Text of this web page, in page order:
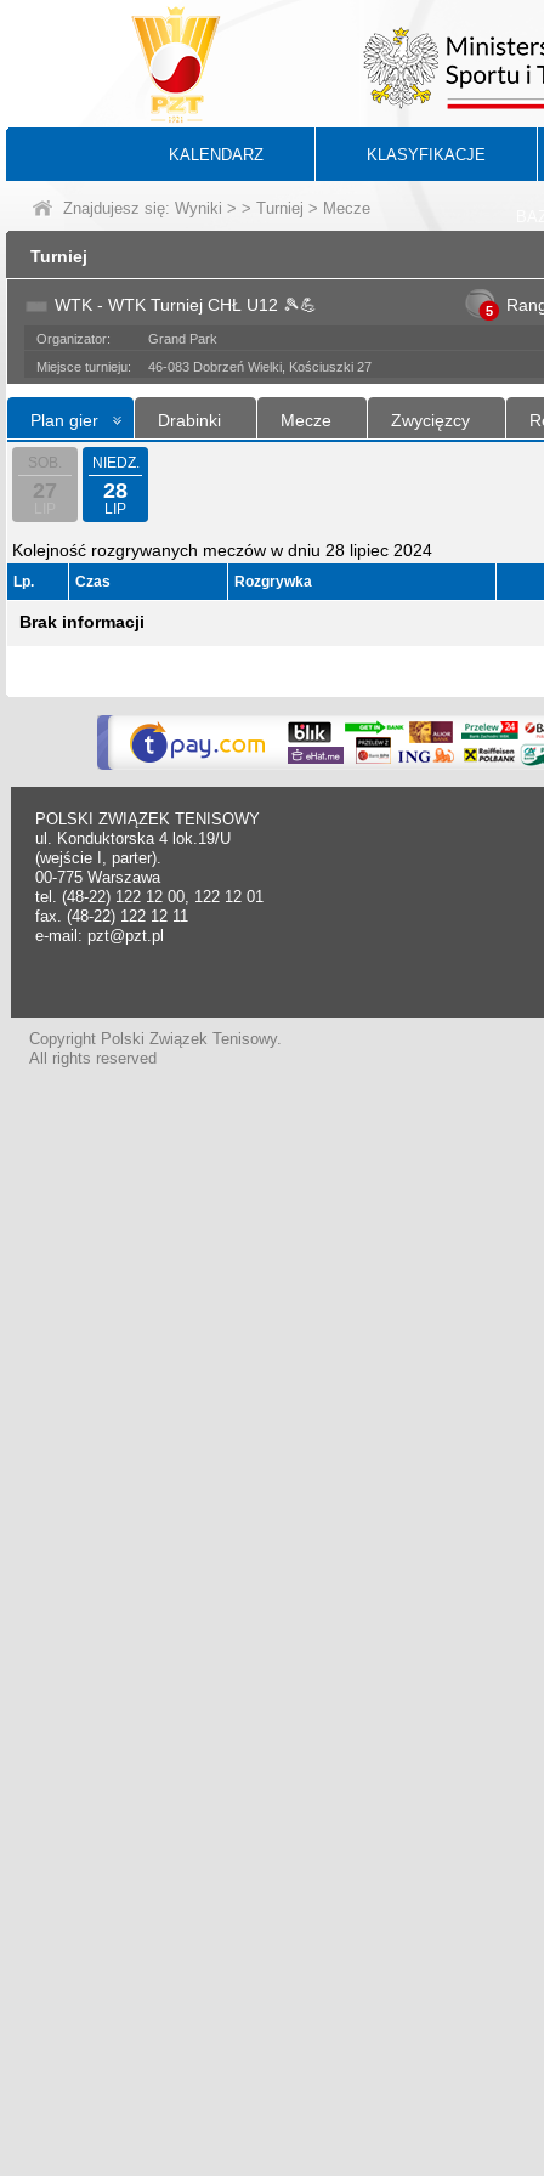
KALENDARZ KLASYFIKACJE
Znajdujesz się: Wyniki > > Turniej > Mecze
Turniej
WTK - WTK Turniej CHŁ U12 🎾💪 5
Organizator:
Grand Park
Miejsce turnieju:
46-083 Dobrzeń Wielki, Kościuszki 27
Plan gier Drabinki Mecze Zwycięzcy
SOB.
27
NIEDZ.
28
LIP
Kolejność rozgrywanych meczów w dniu 28 lipiec 2024
Lp. Czas Rozgrywka
Brak informacji
POLSKI ZWIĄZEK TENISOWY
ul. Konduktorska 4 lok.19/U
(wejście I, parter).
00-775 Warszawa
tel. (48-22) 122 12 00, 122 12 01
fax. (48-22) 122 12 11
e-mail: pzt@pzt.pl
Copyright Polski Związek Tenisowy.
All rights reserved